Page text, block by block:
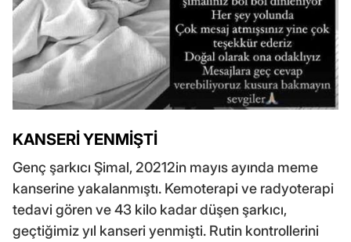
KANSERİ YENMİŞTİ
Genç şarkıcı Şimal, 20212in mayıs ayında meme
kanserine yakalanmıştı. Kemoterapi ve radyoterapi
tedavi gören ve 43 kilo kadar düşen şarkıcı,
geçtiğimiz yıl kanseri yenmişti. Rutin kontrollerini